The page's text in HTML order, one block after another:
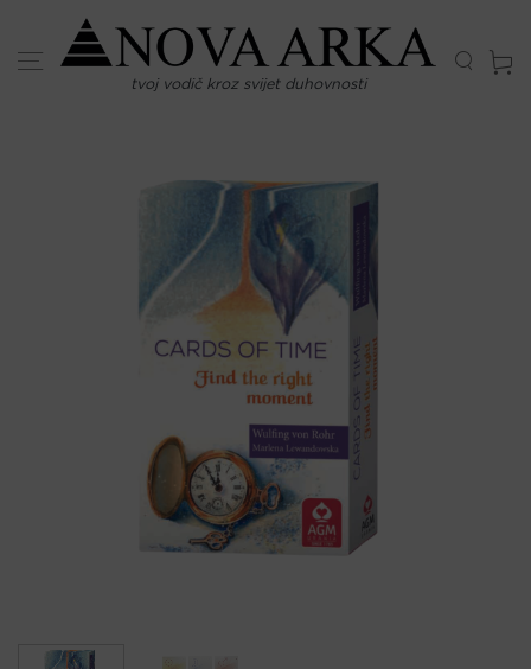
content
tvoj vodič kroz svijet duhovnosti